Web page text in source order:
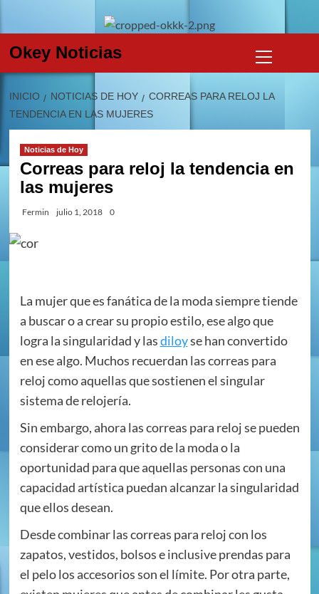
content
Okey Noticias
primario
INICIO NOTICIAS DE HOY
CORREAS PARA RELOJ LA
TENDENCIA EN LAS MUJERES
Noticias de Hoy
Correas para reloj la tendencia en
las mujeres
Fermin julio 1, 2018 0
La mujer que es fanática de la moda siempre tiende
a buscar o a crear su propio estilo, ese algo que
logra la singularidad y lasdiloyse han convertido
en ese algo. Muchos recuerdan las correas para
reloj como aquellas que sostienen el singular
sistema de relojería.
Sin embargo, ahora las correas para reloj se pueden
considerar como un grito de la moda o la
oportunidad para que aquellas personas con una
capacidad artística puedan alcanzar la singularidad
que ellos desean.
Desde combinar las correas para reloj con los
zapatos, vestidos, bolsos e inclusive prendas para
el pelo los accesorios son el límite. Por otra parte,